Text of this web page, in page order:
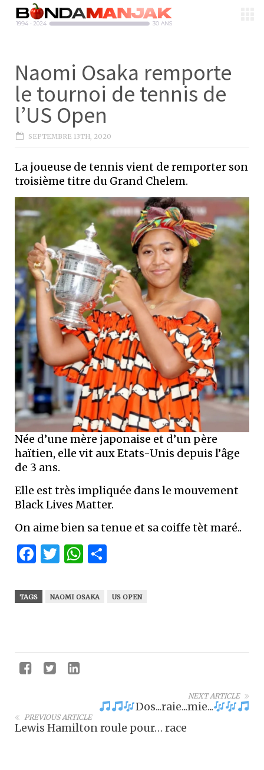
Naomi Osaka remporte
le tournoi de tennis de
l’US Open
SEPTEMBRE 13TH, 2020
La joueuse de tennis vient de remporter son
troisième titre du Grand Chelem.
Née d’une mère japonaise et d’un père
haïtien, elle vit aux Etats-Unis depuis l’âge
de 3 ans.
Elle est très impliquée dans le mouvement
Black Lives Matter.
On aime bien sa tenue et sa coiffe tèt maré..
Facebook
Twitter
WhatsApp
TAGS NAOMI OSAKA US OPEN
NEXT ARTICLE
Dos...raie...mie...
PREVIOUS ARTICLE
Lewis Hamilton roule pour… race